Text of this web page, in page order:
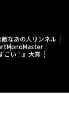
なあの人 リンネル
MonoMaster
ごい！』大賞